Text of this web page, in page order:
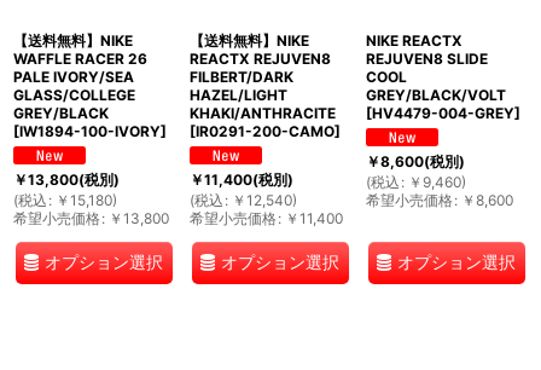
【送料無料】NIKE
WAFFLE RACER 26
PALE IVORY/SEA
GLASS/COLLEGE
GREY/BLACK
[IW1894-100-IVORY]
￥13,800(税別)
(税込 : ￥ 15,180)
希望小売価格: ￥ 13,800
オプション選択
【送料無料】NIKE
REACTX REJUVEN8
FILBERT/DARK
HAZEL/LIGHT
KHAKI/ANTHRACITE
[IR0291-200-CAMO]
￥11,400(税別)
(税込 : ￥ 12,540)
希望小売価格: ￥ 11,400
オプション選択
NIKE REACTX
REJUVEN8 SLIDE
COOL
GREY/BLACK/VOLT
[HV4479-004-GREY]
￥8,600(税別)
(税込 : ￥ 9,460)
希望小売価格: ￥ 8,600
オプション選択